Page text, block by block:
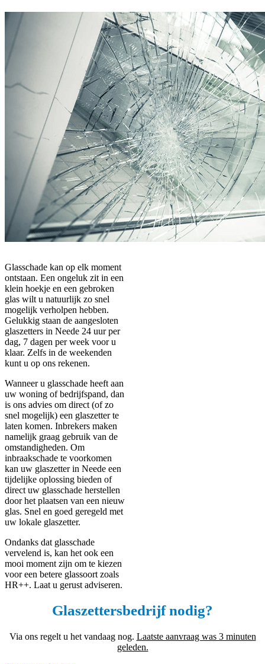
Glasschade kan op elk moment
ontstaan. Een ongeluk zit in een
klein hoekje en een gebroken
glas wilt u natuurlijk zo snel
mogelijk verholpen hebben.
Gelukkig staan de aangesloten
glaszetters in Neede 24 uur per
dag, 7 dagen per week voor u
klaar. Zelfs in de weekenden
kunt u op ons rekenen.
Wanneer u glasschade heeft aan
uw woning of bedrijfspand, dan
is ons advies om direct (of zo
snel mogelijk) een glaszetter te
laten komen. Inbrekers maken
namelijk graag gebruik van de
omstandigheden. Om
inbraakschade te voorkomen
kan uw glaszetter in Neede een
tijdelijke oplossing bieden of
direct uw glasschade herstellen
door het plaatsen van een nieuw
glas. Snel en goed geregeld met
uw lokale glaszetter.
Ondanks dat glasschade
vervelend is, kan het ook een
mooi moment zijn om te kiezen
voor een betere glassoort zoals
HR++. Laat u gerust adviseren.
Glaszettersbedrijf nodig?
Via ons regelt u het vandaag nog. Laatste aanvraag was 3 minuten
geleden.